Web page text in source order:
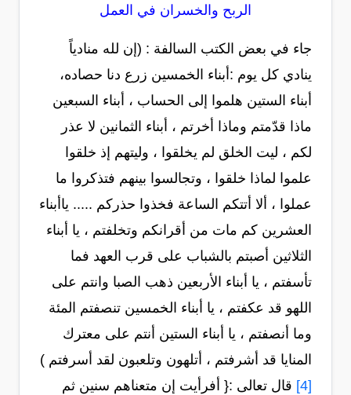
الربح والخسران في العمل
جاء في بعض الكتب السالفة : (إن لله منادياً
ينادي كل يوم :أبناء الخمسين زرع دنا حصاده،
أبناء الستين هلموا إلى الحساب ، أبناء السبعين
ماذا قدّمتم وماذا أخرتم ، أبناء الثمانين لا عذر
لكم ، ليت الخلق لم يخلقوا ، وليتهم إذ خلقوا
علموا لماذا خلقوا ، وتجالسوا بينهم فتذكروا ما
عملوا ، ألا أتتكم الساعة فخذوا حذركم ..... ياأبناء
العشرين كم مات من أقرانكم وتخلفتم ، يا أبناء
الثلاثين أصبتم بالشباب على قرب العهد فما
تأسفتم ، يا أبناء الأربعين ذهب الصبا وانتم على
اللهو قد عكفتم ، يا أبناء الخمسين تنصفتم المئة
وما أنصفتم ، يا أبناء الستين أنتم على معترك
المنايا قد أشرفتم ، أتلهون وتلعبون لقد أسرفتم )
[4]
قال تعالى :{ أفرأيت إن متعناهم سنين ثم